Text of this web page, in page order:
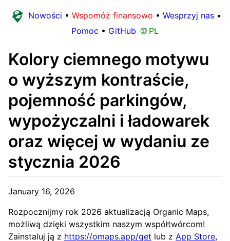
Nowości • Wspomóż finansowo • Wesprzyj nas •
Pomoc • GitHub 🌐 PL
Kolory ciemnego motywu
o wyższym kontraście,
pojemność parkingów,
wypożyczalni i ładowarek
oraz więcej w wydaniu ze
stycznia 2026
January 16, 2026
Rozpocznijmy rok 2026 aktualizacją Organic Maps,
możliwą dzięki wszystkim naszym współtwórcom!
Zainstaluj ją z https://omaps.app/get lub z App Store,